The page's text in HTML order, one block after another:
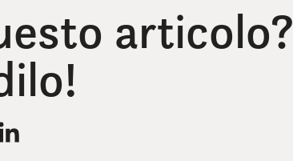
articolo?